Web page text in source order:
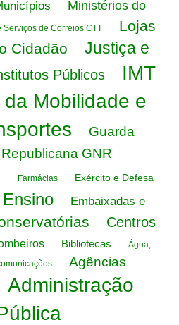
Ministérios do
Serviços de Correios CTT
Lojas
Cidadão
Justiça e
Públicos
IMT
Mobilidade e
Guarda
GNR
Farmácias Exército e Defesa
Embaixadas e
Centros
Bibliotecas
Água,
Agências
Administração